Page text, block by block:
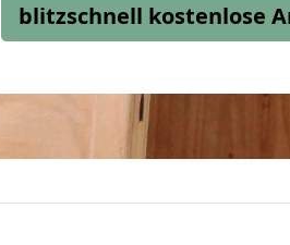
blitzschnell kostenlose